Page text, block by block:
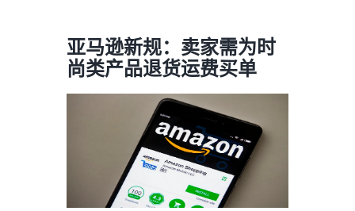
亚马逊新规：卖家需为时
尚类产品退货运费买单